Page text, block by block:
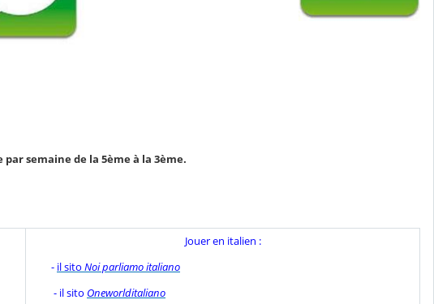
semaine de la 5ème à la 3ème.
Jouer en italien :
- il sito Noi parliamo italiano
- il sito Oneworlditaliano